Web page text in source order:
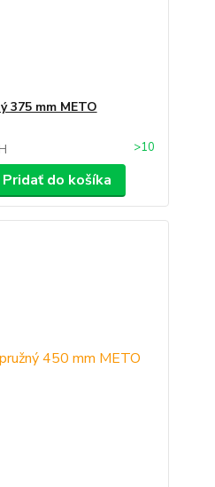
375 mm METO
>10
Pridať do košíka